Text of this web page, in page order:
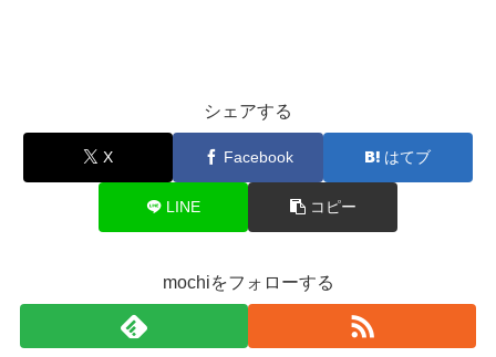
シェアする
X Facebook はてブ
LINE コピー
mochiをフォローする